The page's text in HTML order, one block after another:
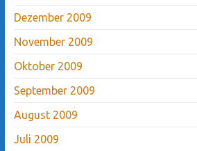
Dezember 2009
November 2009
Oktober 2009
September 2009
August 2009
Juli 2009